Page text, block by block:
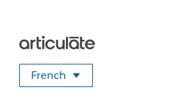
French
Sélectionner votre langue